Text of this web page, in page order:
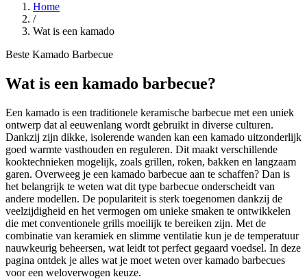
Home
/
Wat is een kamado
Beste Kamado Barbecue
Wat is een kamado barbecue?
Een kamado is een traditionele keramische barbecue met een uniek
ontwerp dat al eeuwenlang wordt gebruikt in diverse culturen.
Dankzij zijn dikke, isolerende wanden kan een kamado uitzonderlijk
goed warmte vasthouden en reguleren. Dit maakt verschillende
kooktechnieken mogelijk, zoals grillen, roken, bakken en langzaam
garen. Overweeg je een kamado barbecue aan te schaffen? Dan is
het belangrijk te weten wat dit type barbecue onderscheidt van
andere modellen. De populariteit is sterk toegenomen dankzij de
veelzijdigheid en het vermogen om unieke smaken te ontwikkelen
die met conventionele grills moeilijk te bereiken zijn. Met de
combinatie van keramiek en slimme ventilatie kun je de temperatuur
nauwkeurig beheersen, wat leidt tot perfect gegaard voedsel. In deze
pagina ontdek je alles wat je moet weten over kamado barbecues
voor een weloverwogen keuze.